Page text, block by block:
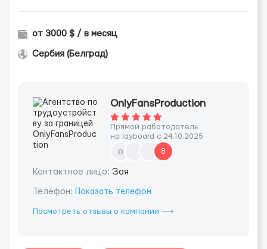
от 3000 $ / в месяц
Сербия (Белград)
OnlyFansProduction
Прямой работодатель
на layboard с 24.10.2025
o 8
Контактное лицо: Зоя
Телефон: Показать телефон
Посмотреть отзывы о компании ⟶